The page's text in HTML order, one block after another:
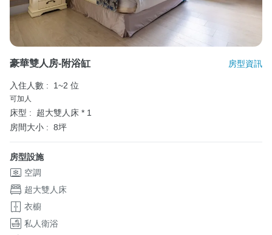
豪華雙人房-附浴缸 房型資訊
入住人數 : 1~2 位
可加人
床型 :
超大雙人床 * 1
房間大小 : 8坪
房型設施
空調
超大雙人床
衣櫥
私人衛浴